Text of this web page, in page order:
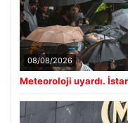
08/08/2026
Meteoroloji uyardı.